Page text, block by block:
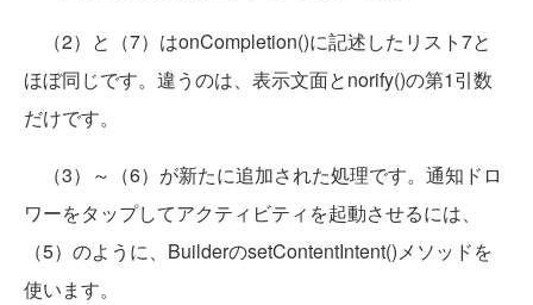
（2）と（7）はonCompletion()に記述したリスト7と
ほぼ同じです。違うのは、表示文面とnorify()の第1引数
だけです。
（3）～（6）が新たに追加された処理です。通知ドロ
ワーをタップしてアクティビティを起動させるには、
（5）のように、BuilderのsetContentIntent()メソッドを
使います。